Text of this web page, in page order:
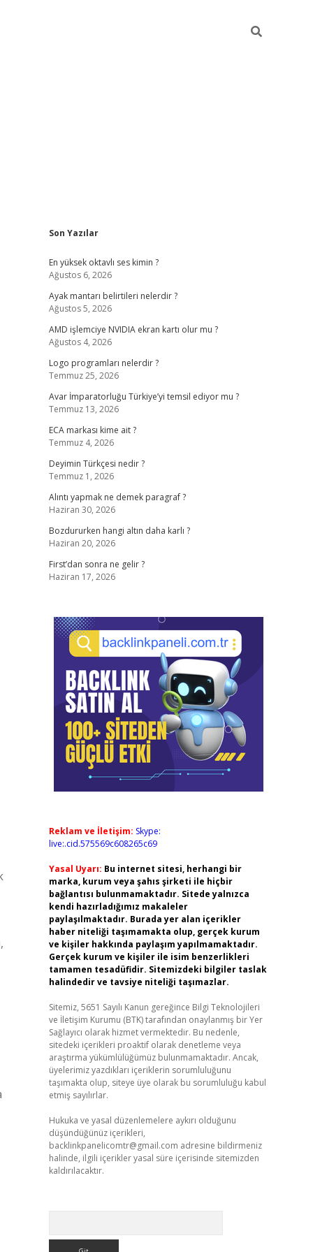
Sidebar
Son Yazılar
En yüksek oktavlı ses kimin ?
Ağustos 6, 2026
Ayak mantarı belirtileri nelerdir ?
Ağustos 5, 2026
AMD işlemciye NVIDIA ekran kartı olur mu ?
Ağustos 4, 2026
Logo programları nelerdir ?
Temmuz 25, 2026
Avar İmparatorluğu Türkiye’yi temsil ediyor mu ?
Temmuz 13, 2026
ECA markası kime ait ?
Temmuz 4, 2026
Deyimin Türkçesi nedir ?
Temmuz 1, 2026
Alıntı yapmak ne demek paragraf ?
Haziran 30, 2026
Bozdururken hangi altın daha karlı ?
Haziran 20, 2026
First’dan sonra ne gelir ?
Haziran 17, 2026
Reklam ve İletişim: Skype:
live:.cid.575569c608265c69
Yasal Uyarı: Bu internet sitesi, herhangi bir
marka, kurum veya şahıs şirketi ile hiçbir
bağlantısı bulunmamaktadır. Sitede yalnızca
kendi hazırladığımız makaleler
paylaşılmaktadır. Burada yer alan içerikler
haber niteliği taşımamakta olup, gerçek kurum
ve kişiler hakkında paylaşım yapılmamaktadır.
Gerçek kurum ve kişiler ile isim benzerlikleri
tamamen tesadüfidir. Sitemizdeki bilgiler taslak
halindedir ve tavsiye niteliği taşımazlar.
Sitemiz, 5651 Sayılı Kanun gereğince Bilgi Teknolojileri
ve İletişim Kurumu (BTK) tarafından onaylanmış bir Yer
Sağlayıcı olarak hizmet vermektedir. Bu nedenle,
sitedeki içerikleri proaktif olarak denetleme veya
araştırma yükümlülüğümüz bulunmamaktadır. Ancak,
üyelerimiz yazdıkları içeriklerin sorumluluğunu
taşımakta olup, siteye üye olarak bu sorumluluğu kabul
etmiş sayılırlar.
Hukuka ve yasal düzenlemelere aykırı olduğunu
düşündüğünüz içerikleri,
backlinkpanelicomtr@gmail.com adresine bildirmeniz
halinde, ilgili içerikler yasal süre içerisinde sitemizden
kaldırılacaktır.